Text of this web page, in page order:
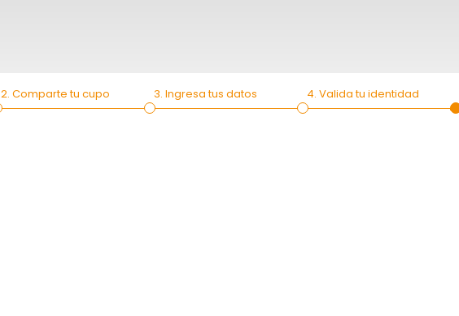
2. Comparte tu cupo 3. Ingresa tus datos 4. Valida tu identidad